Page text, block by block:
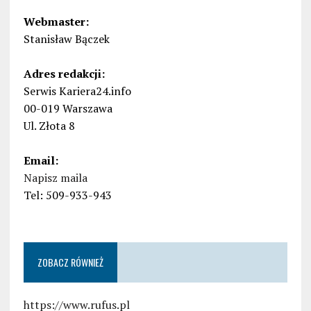
Webmaster:
Stanisław Bączek
Adres redakcji:
Serwis Kariera24.info
00-019 Warszawa
Ul. Złota 8
Email:
Napisz maila
Tel: 509-933-943
ZOBACZ RÓWNIEŻ
https://www.rufus.pl